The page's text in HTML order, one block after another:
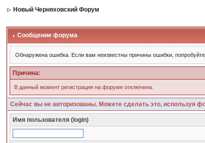
Новый Черняховский Форум
Сообщение форума
Обнаружена ошибка. Если вам неизвестны причины ошибки,
Причина:
В данный момент регистрация на форуме отключена.
Сейчас вы не авторизованы. Можете сделать это, используя
Имя пользователя (login)